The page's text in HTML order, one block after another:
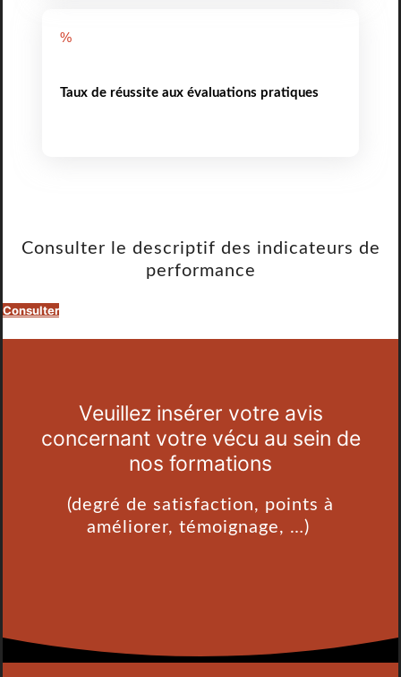
%
Taux de réussite aux évaluations pratiques
Consulter le descriptif des indicateurs de
performance
Consulter
Veuillez insérer votre avis
concernant votre vécu au sein de
nos formations
(degré de satisfaction, points à
améliorer, témoignage, …)